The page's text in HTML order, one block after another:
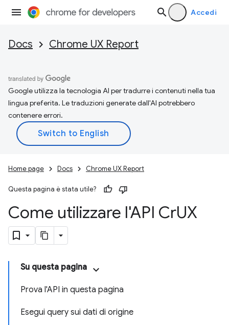
Accedi
Docs Chrome UX Report
Google utilizza la tecnologia AI per tradurre i contenuti nella tua
lingua preferita. Le traduzioni generate dall'AI potrebbero
contenere errori.
Home page Docs Chrome UX Report
Questa pagina è stata utile?
Come utilizzare l'API CrUX
Su questa pagina
Prova l'API in questa pagina
Esegui query sui dati di origine